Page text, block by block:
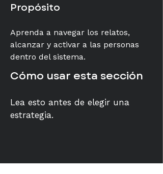
Propósito
Aprenda a navegar los relatos,
alcanzar y activar a las personas
dentro del sistema.
Cómo usar esta sección
Lea esto antes de elegir una
estrategia.